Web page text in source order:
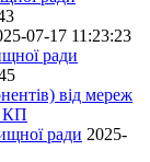
07-17 11:23:23
ради
від мереж
КП
ради 2025-